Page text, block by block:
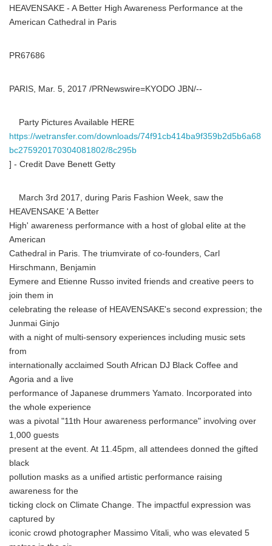
HEAVENSAKE - A Better High Awareness Performance at the
American Cathedral in Paris
PR67686
PARIS, Mar. 5, 2017 /PRNewswire=KYODO JBN/--
Party Pictures Available HERE
https://wetransfer.com/downloads/74f91cb414ba9f359b2d5b6a68
bc275920170304081802/8c295b
] - Credit Dave Benett Getty
March 3rd 2017, during Paris Fashion Week, saw the
HEAVENSAKE 'A Better
High' awareness performance with a host of global elite at the
American
Cathedral in Paris. The triumvirate of co-founders, Carl
Hirschmann, Benjamin
Eymere and Etienne Russo invited friends and creative peers to
join them in
celebrating the release of HEAVENSAKE's second expression; the
Junmai Ginjo
with a night of multi-sensory experiences including music sets
from
internationally acclaimed South African DJ Black Coffee and
Agoria and a live
performance of Japanese drummers Yamato. Incorporated into
the whole experience
was a pivotal "11th Hour awareness performance" involving over
1,000 guests
present at the event. At 11.45pm, all attendees donned the gifted
black
pollution masks as a unified artistic performance raising
awareness for the
ticking clock on Climate Change. The impactful expression was
captured by
iconic crowd photographer Massimo Vitali, who was elevated 5